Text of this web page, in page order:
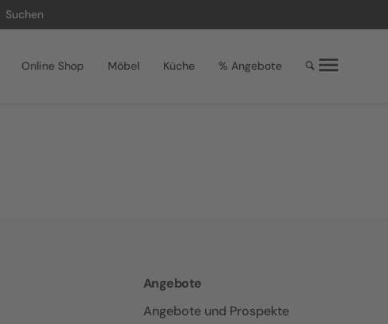
Suchen
Online Shop Möbel Küche % Angebote
Angebote
Angebote und Prospekte